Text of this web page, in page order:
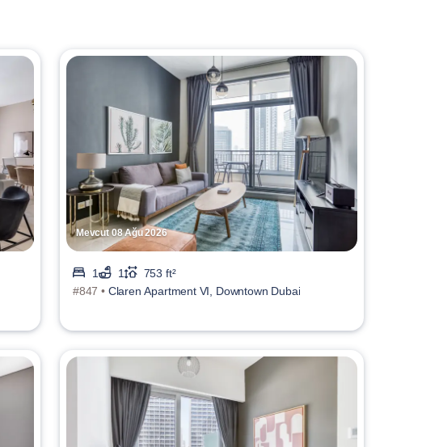
Mevcut 08 Ağu 2026
1 1
753 ft²
#847 • Claren Apartment VI, Downtown Dubai